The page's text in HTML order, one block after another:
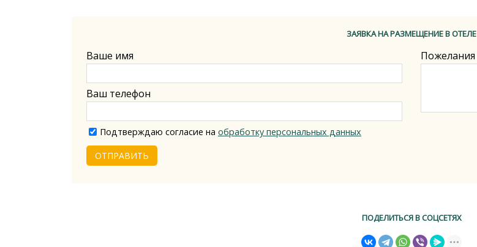
ЗАЯВКА НА РАЗМЕЩЕНИЕ В ОТЕЛЕ
Ваше имя
Ваш телефон
Пожелания
Подтверждаю согласие на обработку персональных данных
ОТПРАВИТЬ
ПОДЕЛИТЬСЯ В СОЦСЕТЯХ